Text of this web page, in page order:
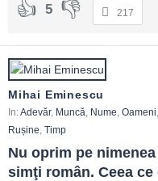
5 217
Mihai Eminescu
In:Adevăr, Muncă, Nume, Oameni,
Rușine, Timp
Nu oprim pe
simţi român. Ceea